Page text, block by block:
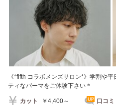
《*fifth コラボメンズサロン*》学割や
ティなパーマをご体験下さい＊
カット ￥4,400～ 口コミ